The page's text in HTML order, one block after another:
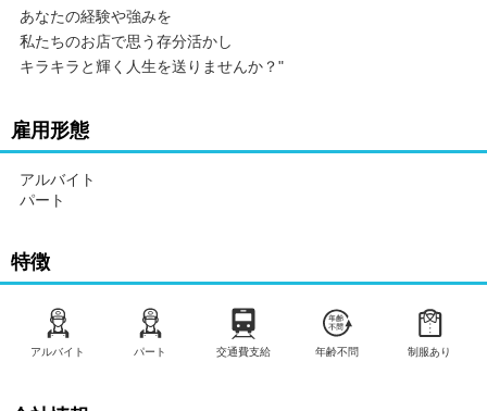
あなたの経験や強みを
私たちのお店で思う存分活かし
キラキラと輝く人生を送りませんか？"
雇用形態
アルバイト
パート
特徴
アルバイト パート 交通費支給 年齢不問 制服あり